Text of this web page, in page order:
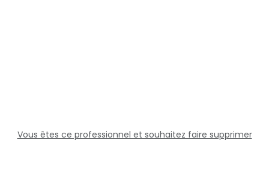
Vous êtes ce professionnel et souhaitez faire supprimer